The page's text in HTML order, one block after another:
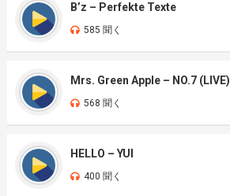
B’z – Perfekte Texte
585 聞く
Mrs. Green Apple – NO.7 (LIVE)
568 聞く
HELLO – YUI
400 聞く